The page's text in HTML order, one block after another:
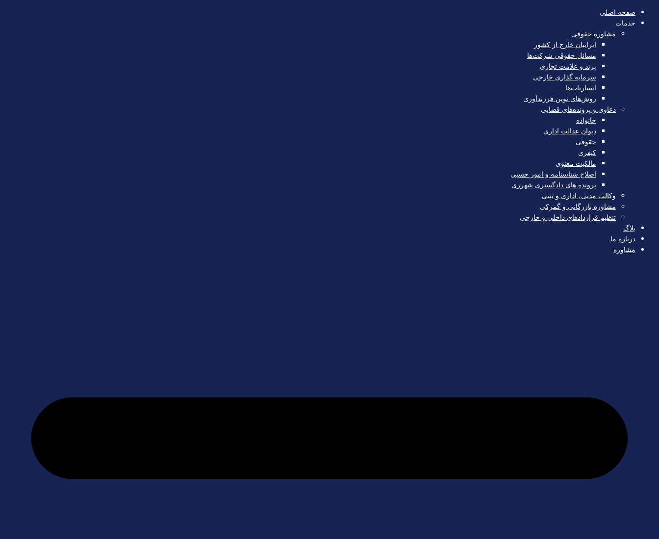
صفحه اصلی
خدمات
مشاوره حقوقی
ایرانیان خارج از کشور
مسائل حقوقی شرکت‌ها
برند و علامت تجاری
سرمایه‌ گذاری خارجی
استارتاپ‌ها
روش‌های نوین فرزندآوری
دعاوی و پرونده‌های قضایی
خانواده
دیوان عدالت اداری
حقوقی
کیفری
مالکیت معنوی
اصلاح شناسنامه و امور حسبی
پرونده های دادگستری شهرری
وکالت مدنی، اداری و ثبتی
مشاوره بازرگانی و گمرکی
تنظیم قراردادهای داخلی و خارجی
بلاگ
درباره ما
مشاوره